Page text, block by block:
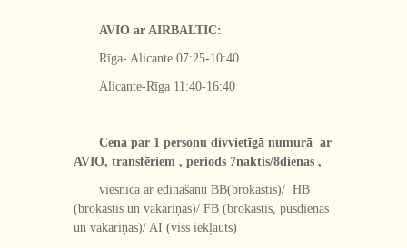
AVIO ar AIRBALTIC:
Rīga- Alicante 07:25-10:40
Alicante-Rīga 11:40-16:40
Cena par 1 personu divvietīgā numurā ar
AVIO, transfēriem , periods 7naktis/8dienas ,
viesnīca ar ēdināšanu BB(brokastis)/ HB
(brokastis un vakariņas)/ FB (brokastis, pusdienas
un vakariņas)/ AI (viss iekļauts)